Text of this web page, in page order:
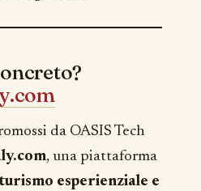
da OASIS Tech
, una piattaforma
turismo esperienziale e